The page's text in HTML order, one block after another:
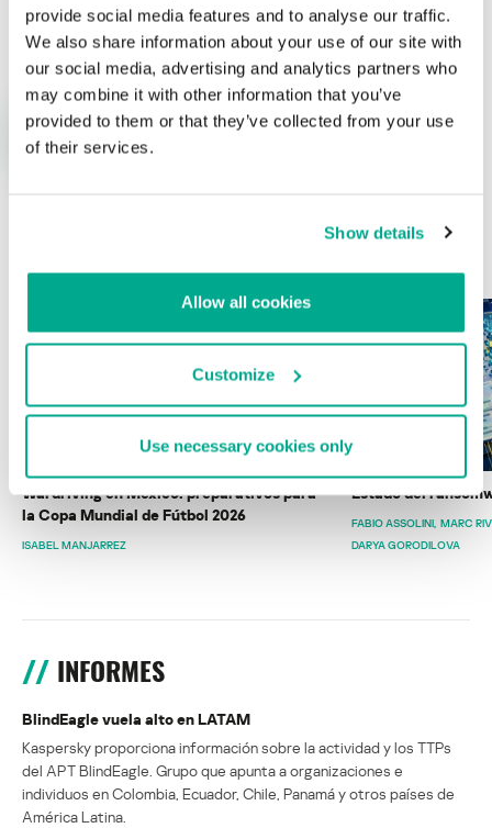
provide social media features and to analyse our traffic.
We also share information about your use of our site with
our social media, advertising and analytics partners who
may combine it with other information that you’ve
provided to them or that they’ve collected from your use
of their services.
Show details
Allow all cookies
Customize
Use necessary cookies only
Nombre* Correo electrónico*
Wardriving en México: preparativos para
la Copa Mundial de Fútbol 2026
ISABEL MANJARREZ
Estado del
FABIO ASSOLINI MARC
DARYA GORODILOVA
INFORMES
BlindEagle vuela alto en LATAM
Kaspersky proporciona información sobre la actividad y los TTPs
del APT BlindEagle. Grupo que apunta a organizaciones e
individuos en Colombia, Ecuador, Chile, Panamá y otros países de
América Latina.